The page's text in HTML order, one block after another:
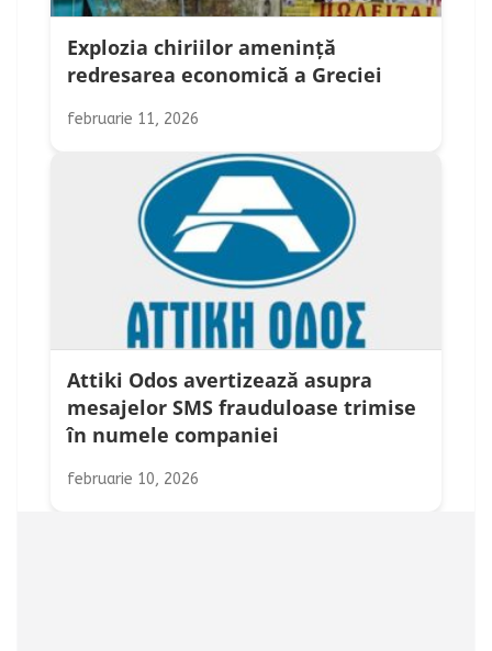
Explozia chiriilor amenință
redresarea economică a Greciei
februarie 11, 2026
Attiki Odos avertizează asupra
mesajelor SMS frauduloase trimise
în numele companiei
februarie 10, 2026